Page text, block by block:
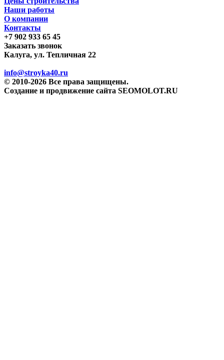
Наши работы
О компании
Контакты
+7 902 933 65 45
Заказать звонок
Калуга, ул. Тепличная 22
info@stroyka40.ru
© 2010-2026 Все права защищены.
Создание и продвижение сайта SEOMOLOT.RU